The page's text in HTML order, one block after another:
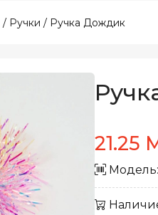
/ Ручки / Ручка Дождик
21.25
Модель: